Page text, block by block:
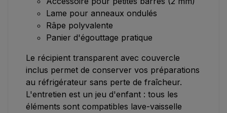
Lame pour anneaux ondulés
Râpe polyvalente
Panier d'égouttage pratique
Le récipient transparent avec couvercle
inclus permet de conserver vos préparations
au réfrigérateur sans perte de fraîcheur.
L'entretien est un jeu d'enfant : tous les
éléments sont compatibles lave-vaisselle